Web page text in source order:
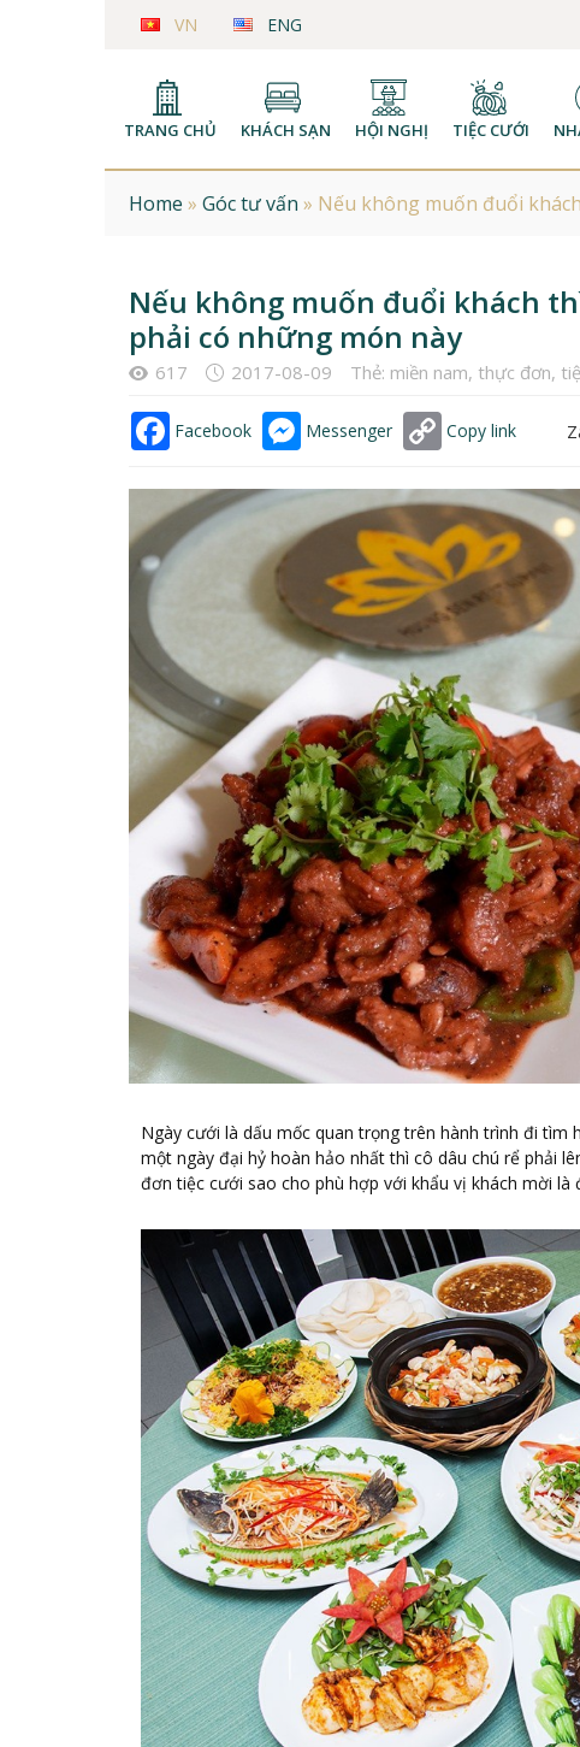
VN ENG
TRANG CHỦ KHÁCH SẠN HỘI NGHỊ TIỆC CƯỚI
Home » Góc tư vấn » Nếu không muốn đuổi
Nếu không muốn đuổi khách
phải có những món này
617 2017-08-09 Thẻ: miền nam, thực đơn,
Facebook Messenger Copy link
Ngày cưới là dấu mốc quan trọng trên hành trình đi tìm
một ngày đại hỷ hoàn hảo nhất thì cô dâu chú rể phải
đơn tiệc cưới sao cho phù hợp với khẩu vị khách mời là